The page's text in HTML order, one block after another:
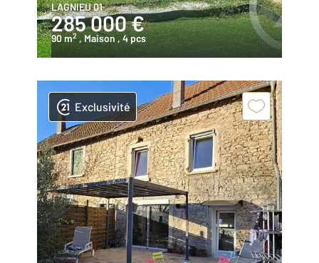
LAGNIEU 01
285 000 €
90 m2 , Maison, 4 pcs
Exclusivité